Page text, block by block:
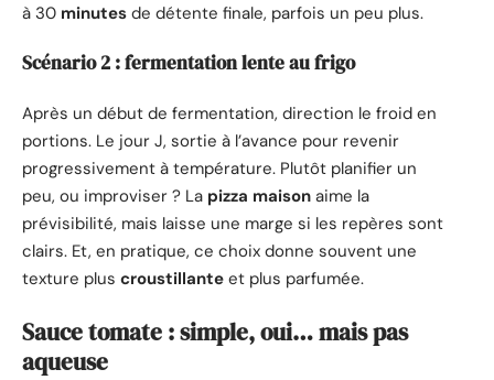
à 30 minutes de détente finale, parfois un peu plus.
Scénario 2 : fermentation lente au frigo
Après un début de fermentation, direction le froid en
portions. Le jour J, sortie à l’avance pour revenir
progressivement à température. Plutôt planifier un
peu, ou improviser ? La pizza maison aime la
prévisibilité, mais laisse une marge si les repères sont
clairs. Et, en pratique, ce choix donne souvent une
texture plus croustillante et plus parfumée.
Sauce tomate : simple, oui… mais pas
aqueuse